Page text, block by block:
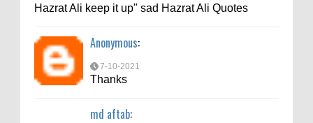
Hazrat Ali keep it up" sad Hazrat Ali Quotes
Anonymous:
7-10-2021
Thanks
md aftab: